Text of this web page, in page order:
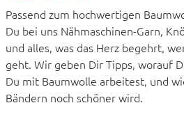
Passend zum hochwertigen
Du bei uns Nähmaschinen-Garn,
und alles, was das Herz begehrt,
geht. Wir geben Dir Tipps, worauf
Du mit Baumwolle arbeitest, und
Bändern noch schöner wird.